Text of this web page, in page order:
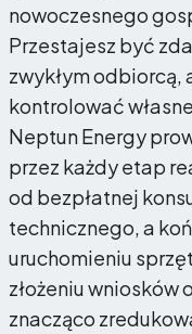
nowoczesnego
Przestajesz być
zwykłym odbiorcą,
kontrolować
Neptun Energy
przez każdy etap
od bezpłatnej
technicznego, a
uruchomieniu
złożeniu wniosków
znacząco